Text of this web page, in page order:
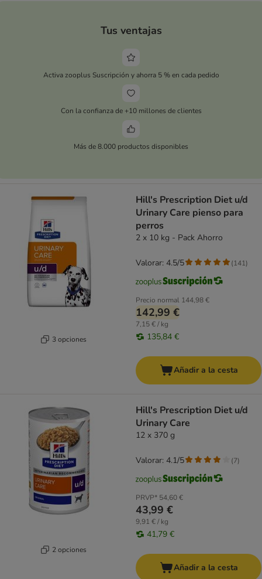
Tus ventajas
Activa zooplus Suscripción y ahorra 5 % en cada pedido
Con la confianza de +10 millones de clientes
Más de 8.000 productos disponibles
3 opciones
Hill's Prescription Diet u/d
Urinary Care pienso para
perros
2 x 10 kg - Pack Ahorro
Precio normal 144,98 €
142,99 €
7,15 € / kg
135,84 €
Valorar: 4.5/5 (141)
Añadir a la cesta
2 opciones
Hill's Prescription Diet u/d
Urinary Care
12 x 370 g
PRVP* 54,60 €
43,99 €
9,91 € / kg
41,79 €
Valorar: 4.1/5 (7)
Añadir a la cesta